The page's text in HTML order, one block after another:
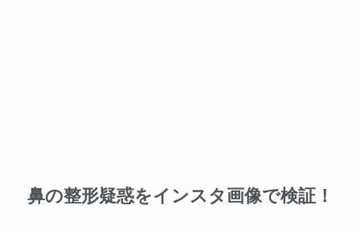
鼻の整形疑惑をインスタ画像で検証！